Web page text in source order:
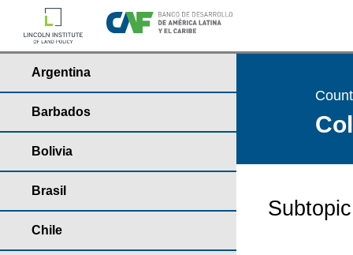
Argentina
Barbados
Bolivia
Brasil
Chile